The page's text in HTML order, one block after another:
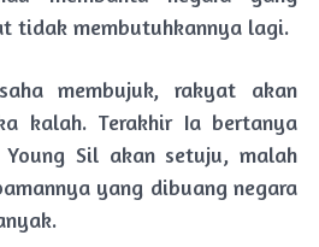
tidak membutuhkannya lagi.
membujuk, rakyat akan
kalah. Terakhir Ia bertanya
Young Sil akan setuju, malah
yang dibuang negara